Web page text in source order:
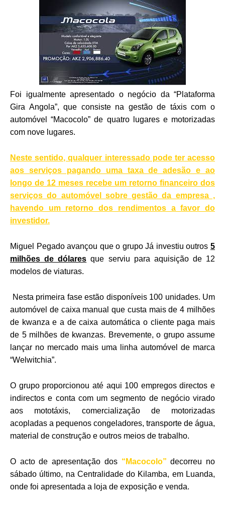
Foi igualmente apresentado o negócio da “Plataforma
Gira Angola”, que consiste na gestão de táxis com o
automóvel “Macocolo” de quatro lugares e motorizadas
com nove lugares.
Neste sentido, qualquer interessado pode ter acesso
aos serviços pagando uma taxa de adesão e ao
longo de 12 meses recebe um retorno financeiro dos
serviços do automóvel sobre gestão da empresa ,
havendo um retorno dos rendimentos a favor do
investidor.
Miguel Pegado avançou que o grupo Já investiu outros 5
milhões de dólares que serviu para aquisição de 12
modelos de viaturas.
Nesta primeira fase estão disponíveis 100 unidades. Um
automóvel de caixa manual que custa mais de 4 milhões
de kwanza e a de caixa automática o cliente paga mais
de 5 milhões de kwanzas. Brevemente, o grupo assume
lançar no mercado mais uma linha automóvel de marca
“Welwitchia”.
O grupo proporcionou até aqui 100 empregos directos e
indirectos e conta com um segmento de negócio virado
aos mototáxis, comercialização de motorizadas
acopladas a pequenos congeladores, transporte de água,
material de construção e outros meios de trabalho.
O acto de apresentação dos“Macocolo”decorreu no
sábado último, na Centralidade do Kilamba, em Luanda,
onde foi apresentada a loja de exposição e venda.